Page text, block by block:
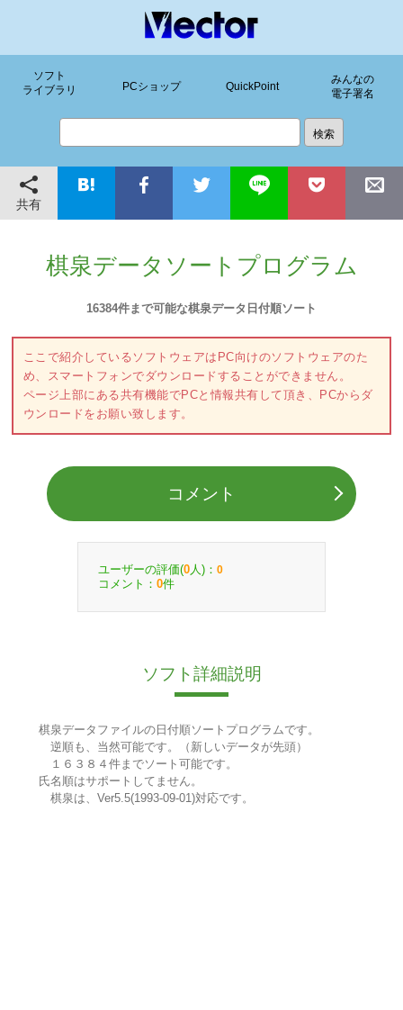
ソフト
ライブラリ
PCショップ QuickPoint
みんなの
電子署名
共有
棋泉データソートプログラム
16384件まで可能な棋泉データ日付順ソート
ここで紹介しているソフトウェアはPC向けのソフトウェアのた
め、スマートフォンでダウンロードすることができません。
ページ上部にある共有機能でPCと情報共有して頂き、PCからダ
ウンロードをお願い致します。
コメント
ユーザーの評価(0 人)： 0
コメント： 0件
ソフト詳細説明
棋泉データファイルの日付順ソートプログラムです。
逆順も、当然可能です。（新しいデータが先頭）
１６３８４件までソート可能です。
氏名順はサポートしてません。
棋泉は、Ver5.5(1993-09-01)対応です。